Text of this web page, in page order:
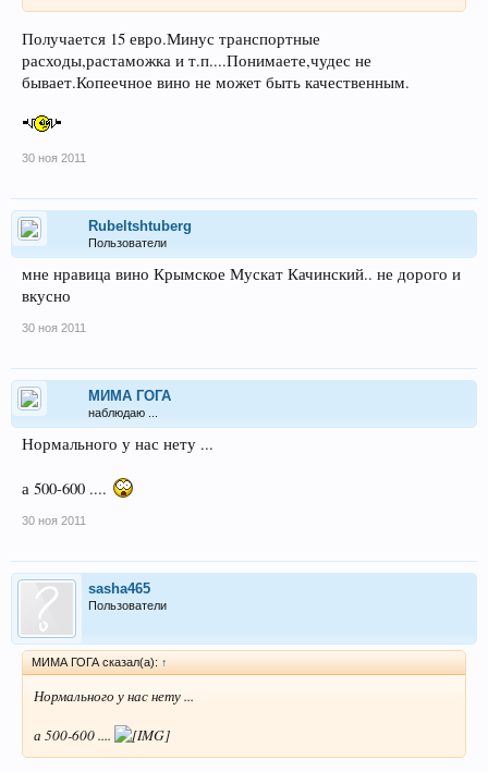
Получается 15 евро.Минус транспортные
расходы,растаможка и т.п....Понимаете,чудес не
бывает.Копеечное вино не может быть качественным.
30 ноя 2011
Rubeltshtuberg
Пользователи
мне нравица вино Крымское Мускат Качинский.. не дорого и
вкусно
30 ноя 2011
МИМА ГОГА
наблюдаю ...
Нормального у нас нету ...
а 500-600 ....
30 ноя 2011
sasha465
Пользователи
МИМА ГОГА сказал(а): ↑
Нормального у нас нету ...
а 500-600 ....